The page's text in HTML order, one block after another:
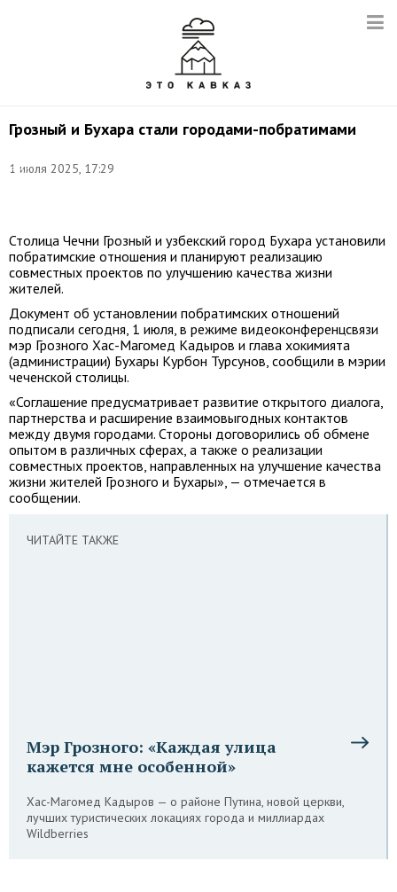
Грозный и Бухара стали городами-побратимами
1 июля 2025, 17:29
Егор
Столица Чечни Грозный и узбекский город Бухара установили
побратимские отношения и планируют реализацию
совместных проектов по улучшению качества жизни
жителей.
Документ об установлении побратимских отношений
подписали сегодня, 1 июля, в режиме видеоконференцсвязи
мэр Грозного Хас-Магомед Кадыров и глава хокимията
(администрации) Бухары Курбон Турсунов, сообщили в мэрии
чеченской столицы.
«Соглашение предусматривает развитие открытого диалога,
партнерства и расширение взаимовыгодных контактов
между двумя городами. Стороны договорились об обмене
опытом в различных сферах, а также о реализации
совместных проектов, направленных на улучшение качества
жизни жителей Грозного и Бухары», — отмечается в
сообщении.
ЧИТАЙТЕ ТАКЖЕ
Мэр Грозного: «Каждая улица
кажется мне особенной»
Хас-Магомед Кадыров — о районе Путина, новой церкви,
лучших туристических локациях города и миллиардах
Wildberries